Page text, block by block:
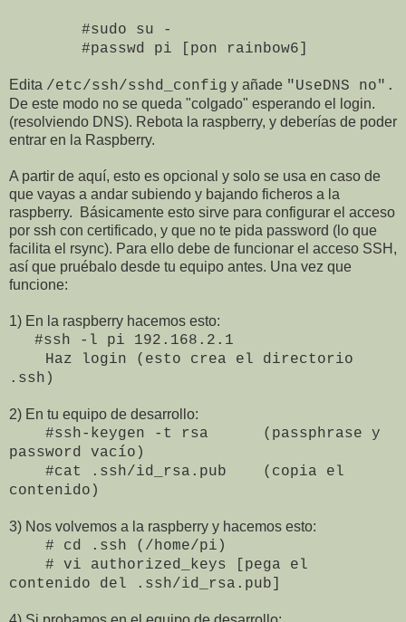
#sudo su -
#passwd pi [pon rainbow6]
Edita /etc/ssh/sshd_config y añade "UseDNS no".
De este modo no se queda "colgado" esperando el login.
(resolviendo DNS). Rebota la raspberry, y deberías de poder
entrar en la Raspberry.
A partir de aquí, esto es opcional y solo se usa en caso de
que vayas a andar subiendo y bajando ficheros a la
raspberry. Básicamente esto sirve para configurar el acceso
por ssh con certificado, y que no te pida password (lo que
facilita el rsync). Para ello debe de funcionar el acceso SSH,
así que pruébalo desde tu equipo antes. Una vez que
funcione:
1) En la raspberry hacemos esto:
#ssh -l pi 192.168.2.1
Haz login (esto crea el directorio
.ssh)
2) En tu equipo de desarrollo:
#ssh-keygen -t rsa (passphrase y
password vacío)
#cat .ssh/id_rsa.pub (copia el
contenido)
3) Nos volvemos a la raspberry y hacemos esto:
# cd .ssh (/home/pi)
# vi authorized_keys [pega el
contenido del .ssh/id_rsa.pub]